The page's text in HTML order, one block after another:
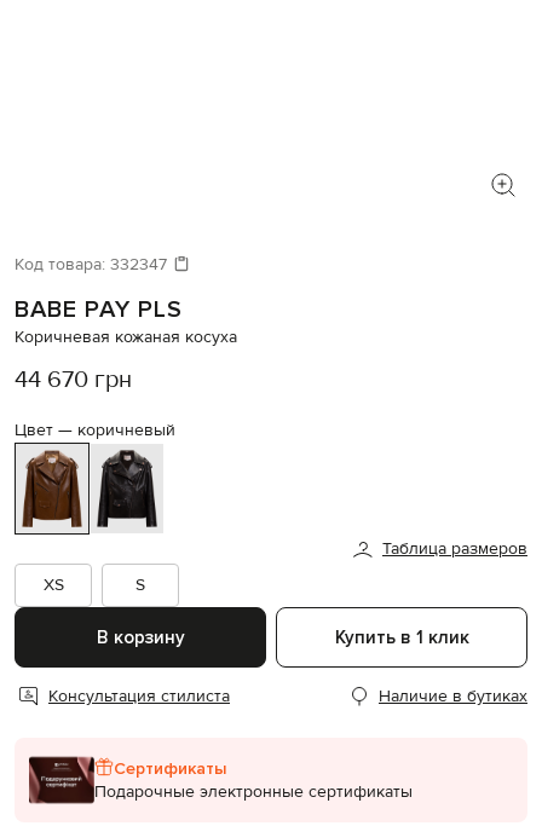
Код товара: 332347
BABE PAY PLS
Коричневая кожаная косуха
44 670 грн
Цвет — коричневый
Таблица размеров
XS
S
В корзину Купить в 1 клик
Консультация стилиста Наличие в бутиках
Сертификаты
Подарочные электронные сертификаты